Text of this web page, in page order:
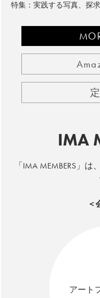
特集：実践する写真、探
IMA
「IMA MEMBERS」
＜
アート